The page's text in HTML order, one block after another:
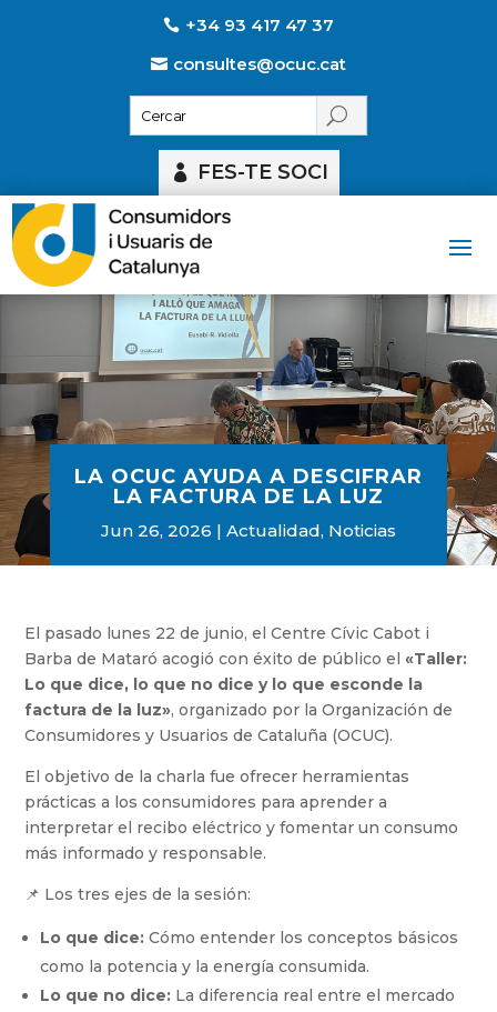
+34 93 417 47 37
consultes@ocuc.cat
FES-TE SOCI
LA OCUC AYUDA A DESCIFRAR
LA FACTURA DE LA LUZ
Jun 26, 2026 Actualidad, Noticias
El pasado lunes 22 de junio, el Centre Cívic Cabot i
Barba de Mataró acogió con éxito de público el«Taller:
Lo que dice, lo que no dice y lo que esconde la
factura de la luz», organizado por la Organización de
Consumidores y Usuarios de Cataluña (OCUC).
El objetivo de la charla fue ofrecer herramientas
prácticas a los consumidores para aprender a
interpretar el recibo eléctrico y fomentar un consumo
más informado y responsable.
📌 Los tres ejes de la sesión:
Lo que dice: Cómo entender los conceptos básicos
como la potencia y la energía consumida.
Lo que no dice: La diferencia real entre el mercado